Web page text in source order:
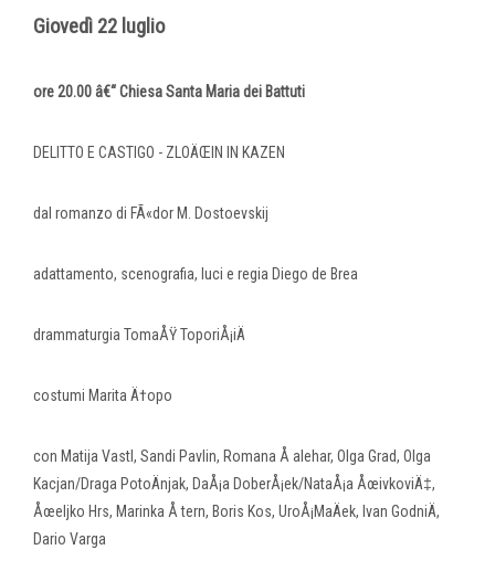
Giovedì 22 luglio
ore 20.00 â€“ Chiesa Santa Maria dei Battuti
DELITTO E CASTIGO - ZLOÄŒIN IN KAZEN
dal romanzo di FÃ«dor M. Dostoevskij
adattamento, scenografia, luci e regia Diego de Brea
drammaturgia TomaÅŸ ToporiÅ¡iÄ
costumi Marita Ä†opo
con Matija Vastl, Sandi Pavlin, Romana Å alehar, Olga Grad, Olga
Kacjan/Draga PotoÄnjak, DaÅ¡a DoberÅ¡ek/NataÅ¡a ÅœivkoviÄ‡,
Åœeljko Hrs, Marinka Å tern, Boris Kos, UroÅ¡MaÄek, Ivan GodniÄ,
Dario Varga